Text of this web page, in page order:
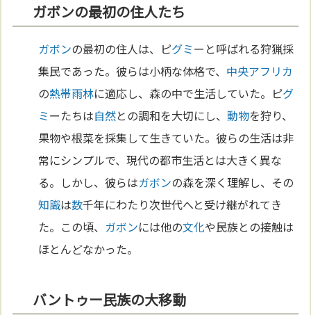
ガボンの最初の住人たち
ガボンの最初の住人は、ピグミーと呼ばれる狩猟採
集民であった。彼らは小柄な体格で、 中央アフリカ
の熱帯雨林に適応し、森の中で生活していた。ピグ
ミーたちは自然との調和を大切にし、動物を狩り、
果物や根菜を採集して生きていた。彼らの生活は非
常にシンプルで、現代の都市生活とは大きく異な
る。しかし、彼らはガボンの森を深く理解し、その
知識は数千年にわたり次世代へと受け継がれてき
た。この頃、 ガボンには他の文化や民族との接触は
ほとんどなかった。
バントゥー民族の大移動